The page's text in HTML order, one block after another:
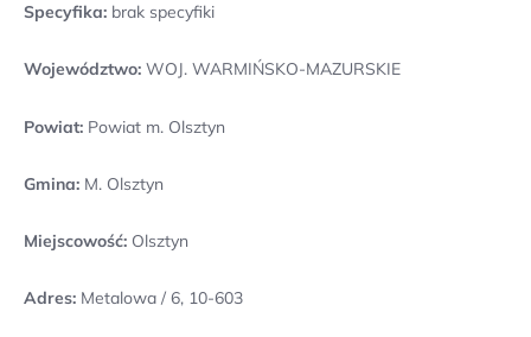
Specyfika: brak specyfiki
Województwo: WOJ. WARMIŃSKO-MAZURSKIE
Powiat: Powiat m. Olsztyn
Gmina: M. Olsztyn
Miejscowość: Olsztyn
Adres: Metalowa / 6, 10-603